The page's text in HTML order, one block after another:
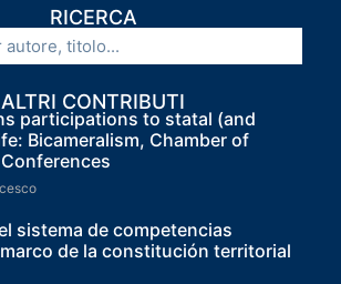
RICERCA
ALTRI CONTRIBUTI
participations to statal (and
Bicameralism, Chamber of
sistema de competencias
de la constitución territorial